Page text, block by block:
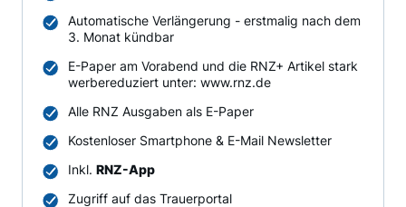
Automatische Verlängerung - erstmalig nach dem
3. Monat kündbar
E-Paper am Vorabend und die RNZ+ Artikel stark
werbereduziert unter: www.rnz.de
Alle RNZ Ausgaben als E-Paper
Kostenloser Smartphone & E-Mail Newsletter
Inkl. RNZ-App
Zugriff auf das Trauerportal